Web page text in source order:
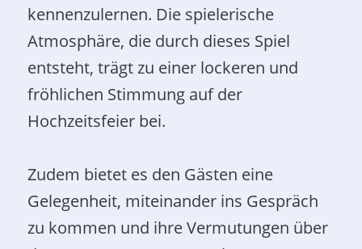
kennenzulernen. Die spielerische
Atmosphäre, die durch dieses Spiel
entsteht, trägt zu einer lockeren und
fröhlichen Stimmung auf der
Hochzeitsfeier bei.
Zudem bietet es den Gästen eine
Gelegenheit, miteinander ins Gespräch
zu kommen und ihre Vermutungen über